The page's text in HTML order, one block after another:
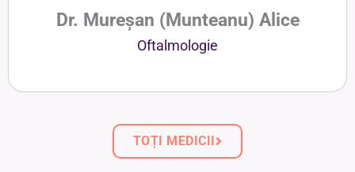
Dr. Mureșan (Munteanu) Alice
Oftalmologie
TOȚI MEDICII